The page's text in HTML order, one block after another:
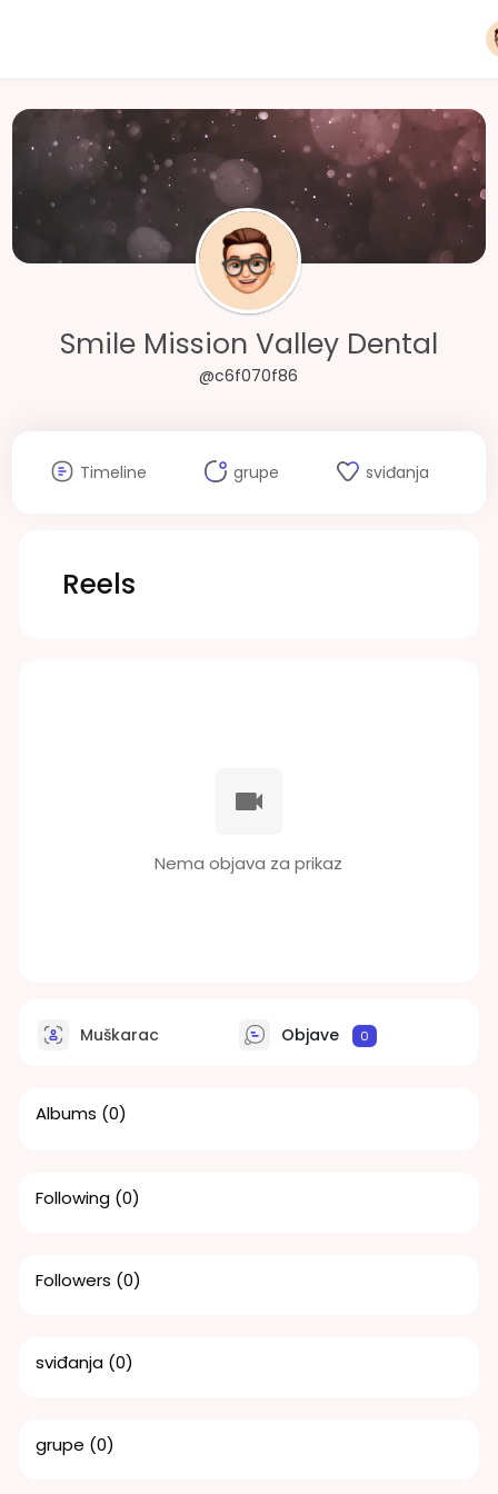
Smile Mission Valley Dental
@c6f070f86
Timeline grupe sviđanja
Reels
Nema objava za prikaz
Muškarac Objave 0
Albums (0)
Following (0)
Followers (0)
sviđanja (0)
grupe (0)